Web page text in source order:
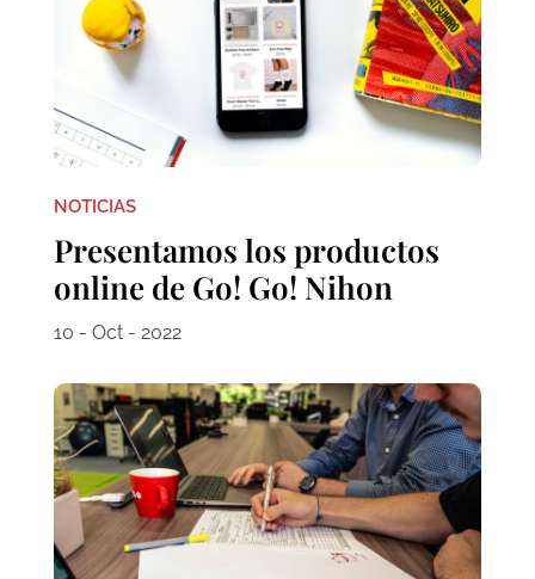
NOTICIAS
Presentamos los productos
online de Go! Go! Nihon
10 - Oct - 2022